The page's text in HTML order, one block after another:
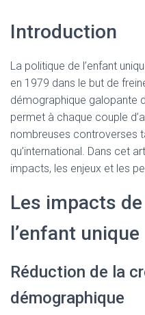
Introduction
La politique de l’enfant
en 1979 dans le but de
démographique galopante
permet à chaque couple
nombreuses controverses
qu’international. Dans cet
impacts, les enjeux et les
Les impacts
l’enfant unique
Réduction de la
démographique